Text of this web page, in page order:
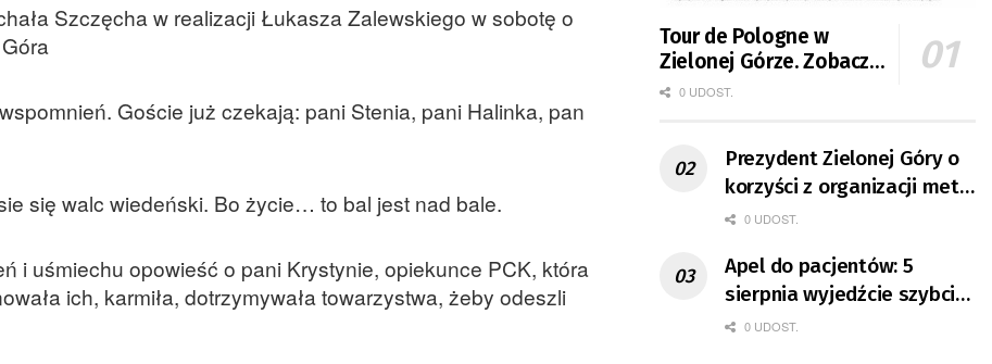
Szczęcha w realizacji Łukasza Zalewskiego w sobotę o
Goście już czekają: pani Stenia, pani Halinka, pan
się walc wiedeński. Bo życie… to bal jest nad bale.
i uśmiechu opowieść o pani Krystynie, opiekunce PCK, która
ich, karmiła, dotrzymywała towarzystwa, żeby odeszli
Tour de Pologne w
Zielonej Górze. Zobacz
zmiany w organizacji
0 UDOST.
Prezydent Zielonej Góry o
korzyści z organizacji mety
Tour de Pologne
0 UDOST.
Apel do pacjentów: 5
sierpnia wyjedźcie szybciej
z domów
0 UDOST.